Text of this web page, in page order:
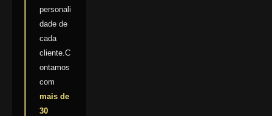
personali
dade de
cada
cliente.C
ontamos
com
mais de
30